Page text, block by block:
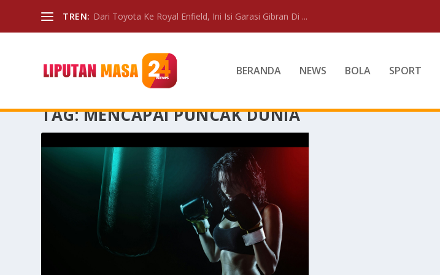
TREN: Dari Toyota Ke Royal Enfield, Ini Isi Garasi Gibran Di ...
BERANDA NEWS BOLA SPORT
TAG:MENCAPAI PUNCAK DUNIA